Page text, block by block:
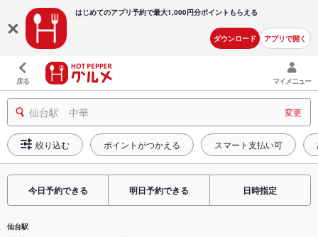
はじめてのアプリ予約で最大1,000円分ポイントもらえる
ダウンロード アプリで開く
戻る マイメニュー
仙台駅 中華 変更
絞り込む ポイントがつかえる スマート支払い可
今日予約できる 明日予約できる 日時指定
仙台駅